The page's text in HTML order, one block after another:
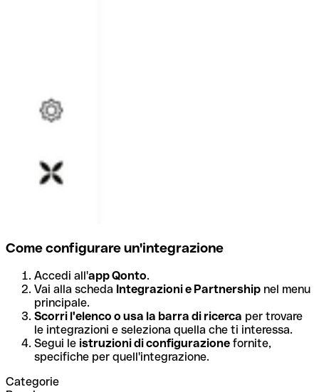
Come configurare un'integrazione
Accedi all'app Qonto.
Vai alla scheda Integrazioni e Partnership nel menu
principale.
Scorri l'elenco o usa la barra di ricerca per trovare
le integrazioni e seleziona quella che ti interessa.
Segui le istruzioni di configurazione fornite,
specifiche per quell'integrazione.
Categorie